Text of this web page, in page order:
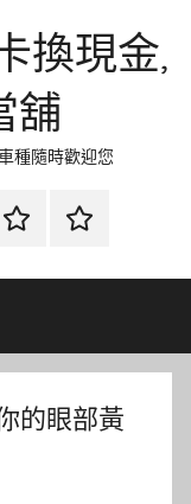
換現金,
舖
種隨時歡迎您
環
清
聯
徵
的眼部黃